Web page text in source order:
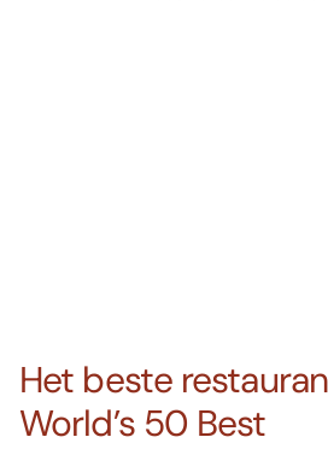
Het beste
World’s 50 Best